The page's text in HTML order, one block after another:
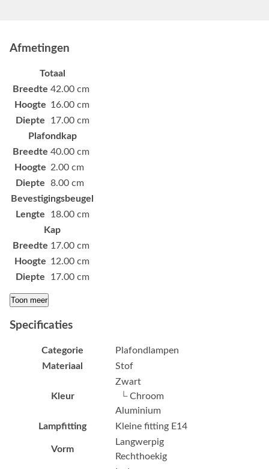
Afmetingen
Totaal
Breedte 42.00 cm
Hoogte 16.00 cm
Diepte
17.00 cm
Plafondkap
Breedte 40.00 cm
Hoogte 2.00 cm
Diepte
8.00 cm
Bevestigingsbeugel
Lengte
18.00 cm
Kap
Breedte 17.00 cm
Hoogte 12.00 cm
Diepte
17.00 cm
Toon meer
Specificaties
Categorie
Plafondlampen
Materiaal
Stof
Kleur
Zwart
└ Chroom
Aluminium
Lampfitting
Kleine fitting E14
Vorm
Langwerpig
Rechthoekig